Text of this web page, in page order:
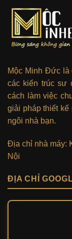
Mộc Minh Đức là
các kiến trúc sư
cách làm việc
giải pháp thiết
ngôi nhà bạn.
Địa chỉ nhà máy:
Nội
ĐỊA CHỈ